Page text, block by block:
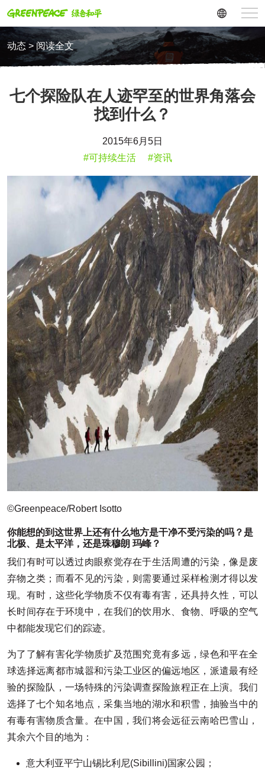
动态 > 阅读全文
七个探险队在人迹罕至的世界角落会
找到什么？
2015年6月5日
#可持续生活
#资讯
©Greenpeace/Robert Isotto
你能想的到这世界上还有什么地方是干净不受污染的吗？是
北极、是太平洋，还是珠穆朗 玛峰？
我们有时可以透过肉眼察觉存在于生活周遭的污染，像是废
弃物之类；而看不见的污染，则需要通过采样检测才得以发
现。有时，这些化学物质不仅有毒有害，还具持久性，可以
长时间存在于环境中，在我们的饮用水、食物、呼吸的空气
中都能发现它们的踪迹。
为了了解有害化学物质扩及范围究竟有多远，绿色和平在全
球选择远离都市城嚣和污染工业区的偏远地区，派遣最有经
验的探险队，一场特殊的污染调查探险旅程正在上演。我们
选择了七个知名地点，采集当地的湖水和积雪，抽验当中的
有毒有害物质含量。在中国，我们将会远征云南哈巴雪山，
其余六个目的地为：
意大利亚平宁山锡比利尼(Sibillini)国家公园；